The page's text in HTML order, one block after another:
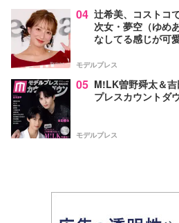
04 辻希美、コストコ
次女・夢空（ゆめ
なしてる感じが可
モデルプレス
05 M!LK曽野舜太＆
プレスカウントダ
モデルプレス